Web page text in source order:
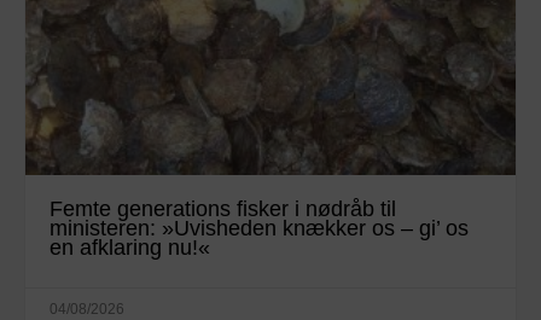
Femte generations fisker i nødråb til
ministeren: »Uvisheden knækker os – gi’ os
en afklaring nu!«
04/08/2026